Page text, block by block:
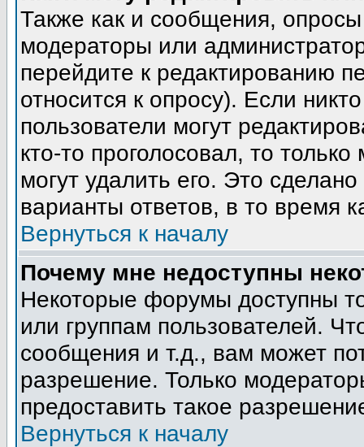
Также как и сообщения, опросы
модераторы или
перейдите к редактированию
относится к опросу). Если
пользователи могут
кто-то проголосовал, то
могут удалить его. Это
варианты ответов, в то время
Вернуться к началу
Почему мне недоступны
Некоторые форумы доступны
или группам пользователей.
сообщения и т.д., вам может
разрешение. Только
предоставить такое
Вернуться к началу